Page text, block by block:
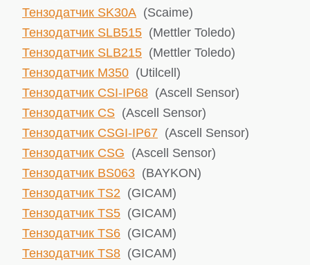
Тензодатчик SK30A (Scaime)
Тензодатчик SLB515 (Mettler Toledo)
Тензодатчик SLB215 (Mettler Toledo)
Тензодатчик М350 (Utilcell)
Тензодатчик CSI-IP68 (Ascell Sensor)
Тензодатчик CS (Ascell Sensor)
Тензодатчик CSGI-IP67 (Ascell Sensor)
Тензодатчик CSG (Ascell Sensor)
Тензодатчик BS063 (BAYKON)
Тензодатчик TS2 (GICAM)
Тензодатчик TS5 (GICAM)
Тензодатчик TS6 (GICAM)
Тензодатчик TS8 (GICAM)